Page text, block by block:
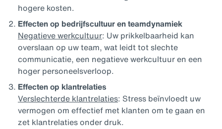
hogere kosten.
Effecten op bedrijfscultuur en teamdynamiek
Negatieve werkcultuur: Uw prikkelbaarheid kan
overslaan op uw team, wat leidt tot slechte
communicatie, een negatieve werkcultuur en een
hoger personeelsverloop.
Effecten op klantrelaties
Verslechterde klantrelaties: Stress beïnvloedt uw
vermogen om effectief met klanten om te gaan en
zet klantrelaties onder druk.